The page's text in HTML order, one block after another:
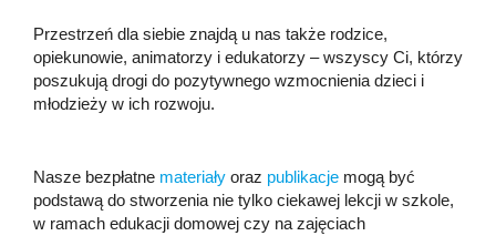
Przestrzeń dla siebie znajdą u nas także rodzice,
opiekunowie, animatorzy i edukatorzy – wszyscy Ci, którzy
poszukują drogi do pozytywnego wzmocnienia dzieci i
młodzieży w ich rozwoju.
Nasze bezpłatne materiały oraz publikacje mogą być
podstawą do stworzenia nie tylko ciekawej lekcji w szkole,
w ramach edukacji domowej czy na zajęciach